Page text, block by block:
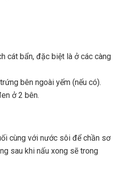
cát bẩn, đặc biệt là ở các càng
bên ngoài yếm (nếu có).
ở 2 bên.
cùng với nước sôi để chần sơ
sau khi nấu xong sẽ trong